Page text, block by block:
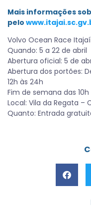
Mais informações
pelo
Volvo Ocean Race Itajaí
Quando: 5 a 22 de abril
Abertura oficial: 5 de
Abertura dos portões:
12h às 24h
Fim de semana das
Local: Vila da Regata –
Quanto: Entrada